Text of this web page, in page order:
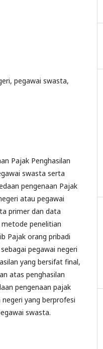
pegawai swasta,
Pajak Penghasilan
swasta serta
pengenaan Pajak
atau pegawai
primer dan data
metode penelitian
Pajak orang pribadi
pegawai negeri
yang bersifat final,
atas penghasilan
pengenaan pajak
yang berprofesi
swasta.